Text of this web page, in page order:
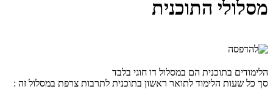
מסלולי התוכנית
הלימודים בתוכנית הם במסלול דו חוגי בלבד
סך כל שעות הלימוד לתואר ראשון בתוכנית לתרבות צרפת במסלול זה :